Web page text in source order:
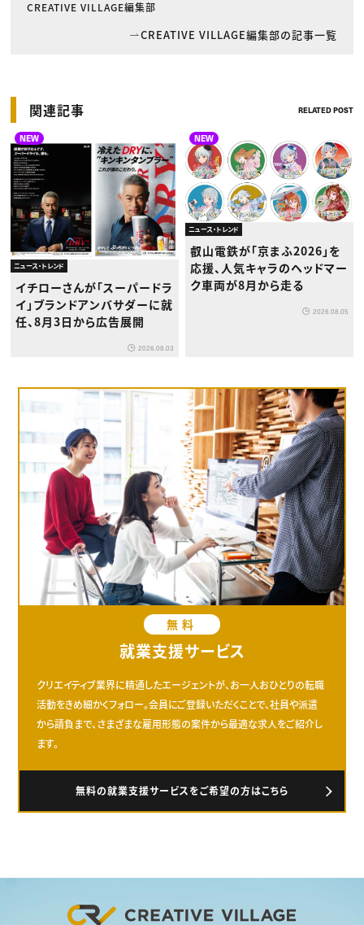
CREATIVE VILLAGE編集部
CREATIVE VILLAGE編集部の記事一覧
関連記事 RELATED POST
NEW
ニュース・トレンド
イチローさんが「スーパードラ
イ」ブランドアンバサダーに就
任、8月3日から広告展開
2026.08.03
NEW
ニュース・トレンド
叡山電鉄が「京まふ2026」を
応援、人気キャラのヘッドマー
ク車両が8月から走る
2026.08.05
無料
就業支援サービス
クリエイティブ業界に精通したエージェントが、お一人おひとりの転職
活動をきめ細かくフォロー。会員にご登録いただくことで、社員や派遣
から請負まで、さまざまな雇用形態の案件から最適な求人をご紹介し
ます。
無料の就業支援サービスをご希望の方はこちら